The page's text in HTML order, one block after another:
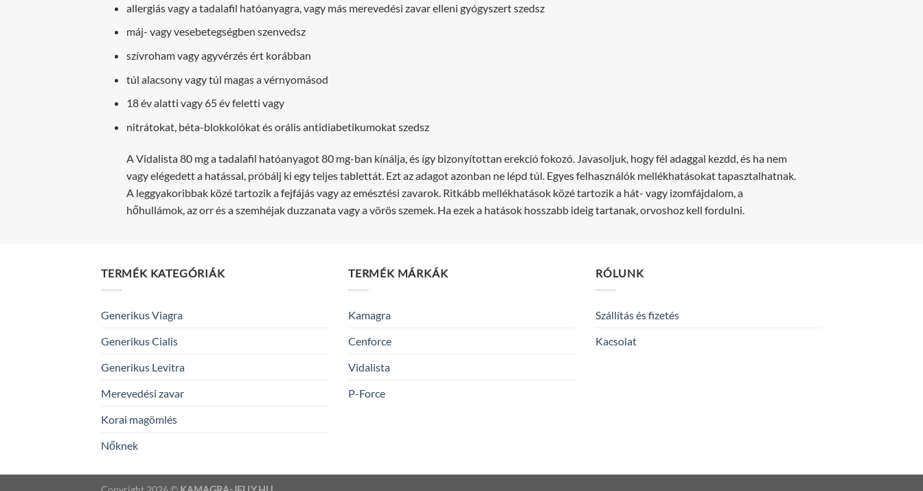
allergiás vagy a tadalafil hatóanyagra, vagy más merevedési zavar elleni gyógyszert szedsz
máj- vagy vesebetegségben szenvedsz
szívroham vagy agyvérzés ért korábban
túl alacsony vagy túl magas a vérnyomásod
18 év alatti vagy 65 év feletti vagy
nitrátokat, béta-blokkolókat és orális antidiabetikumokat szedsz
A Vidalista 80 mg a tadalafil hatóanyagot 80 mg-ban kínálja, és így bizonyítottan erekció fokozó. Javasoljuk, hogy fél adaggal kezdd, és ha nem
vagy elégedett a hatással, próbálj ki egy teljes tablettát. Ezt az adagot azonban ne lépd túl. Egyes felhasználók mellékhatásokat tapasztalhatnak.
A leggyakoribbak közé tartozik a fejfájás vagy az emésztési zavarok. Ritkább mellékhatások közé tartozik a hát- vagy izomfájdalom, a
hőhullámok, az orr és a szemhéjak duzzanata vagy a vörös szemek. Ha ezek a hatások hosszabb ideig tartanak, orvoshoz kell fordulni.
TERMÉK KATEGÓRIÁK
Generikus Viagra
Generikus Cialis
Generikus Levitra
Merevedési zavar
Korai magömlés
Nőknek
TERMÉK MÁRKÁK
Kamagra
Cenforce
Vidalista
P-Force
RÓLUNK
Szállítás és fizetés
Kacsolat